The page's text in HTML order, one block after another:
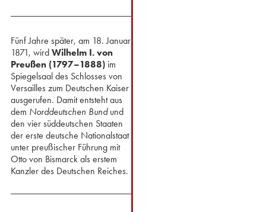
Fünf Jahre später, am 18. Januar
1871, wird Wilhelm I. von
Preußen (1797–1888)im
Spiegelsaal des Schlosses von
Versailles zum Deutschen Kaiser
ausgerufen. Damit entsteht aus
dem Norddeutschen Bundund
den vier süddeutschen Staaten
der erste deutsche Nationalstaat
unter preußischer Führung mit
Otto von Bismarck als erstem
Kanzler des Deutschen Reiches.